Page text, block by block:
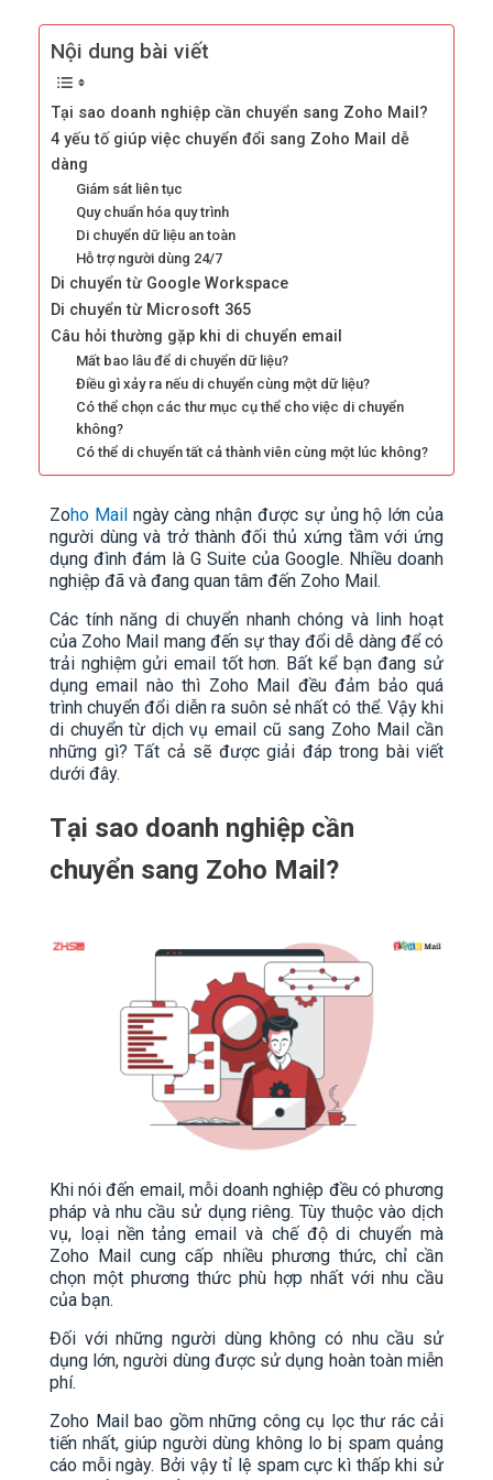
Nội dung bài viết
Tại sao doanh nghiệp cần chuyển sang Zoho Mail?
4 yếu tố giúp việc chuyển đổi sang Zoho Mail dễ
dàng
Giám sát liên tục
Quy chuẩn hóa quy trình
Di chuyển dữ liệu an toàn
Hỗ trợ người dùng 24/7
Di chuyển từ Google Workspace
Di chuyển từ Microsoft 365
Câu hỏi thường gặp khi di chuyển email
Mất bao lâu để di chuyển dữ liệu?
Điều gì xảy ra nếu di chuyển cùng một dữ liệu?
Có thể chọn các thư mục cụ thể cho việc di chuyển
không?
Có thể di chuyển tất cả thành viên cùng một lúc không?
Zoho Mail ngày càng nhận được sự ủng hộ lớn của
người dùng và trở thành đối thủ xứng tầm với ứng
dụng đình đám là G Suite của Google. Nhiều doanh
nghiệp đã và đang quan tâm đến Zoho Mail.
Các tính năng di chuyển nhanh chóng và linh hoạt
của Zoho Mail mang đến sự thay đổi dễ dàng để có
trải nghiệm gửi email tốt hơn. Bất kể bạn đang sử
dụng email nào thì Zoho Mail đều đảm bảo quá
trình chuyển đổi diễn ra suôn sẻ nhất có thể. Vậy khi
di chuyển từ dịch vụ email cũ sang Zoho Mail cần
những gì? Tất cả sẽ được giải đáp trong bài viết
dưới đây.
Tại sao doanh nghiệp cần
chuyển sang Zoho Mail?
Khi nói đến email, mỗi doanh nghiệp đều có phương
pháp và nhu cầu sử dụng riêng. Tùy thuộc vào dịch
vụ, loại nền tảng email và chế độ di chuyển mà
Zoho Mail cung cấp nhiều phương thức, chỉ cần
chọn một phương thức phù hợp nhất với nhu cầu
của bạn.
Đối với những người dùng không có nhu cầu sử
dụng lớn, người dùng được sử dụng hoàn toàn miễn
phí.
Zoho Mail bao gồm những công cụ lọc thư rác cải
tiến nhất, giúp người dùng không lo bị spam quảng
cáo mỗi ngày. Bởi vậy tỉ lệ spam cực kì thấp khi sử